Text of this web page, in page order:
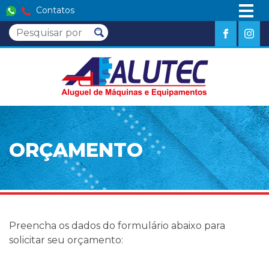
Contatos
ORÇAMENTO
Preencha os dados do formulário abaixo para
solicitar seu orçamento: